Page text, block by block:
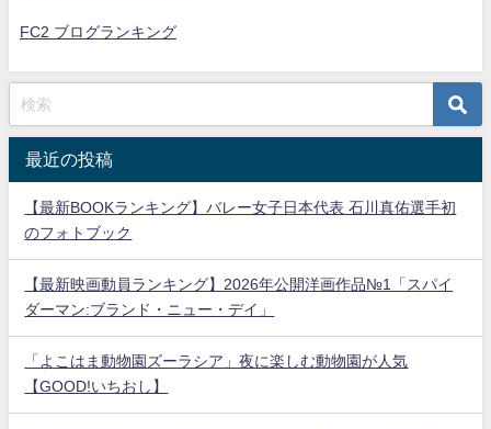
FC2 ブログランキング
最近の投稿
【最新BOOKランキング】バレー女子日本代表 石川真佑選手初
のフォトブック
【最新映画動員ランキング】2026年公開洋画作品№1「スパイ
ダーマン:ブランド・ニュー・デイ」
「よこはま動物園ズーラシア」夜に楽しむ動物園が人気
【GOOD!いちおし】